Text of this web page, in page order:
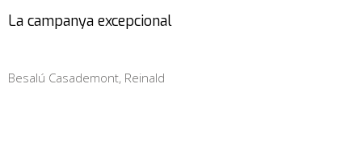
La campanya excepcional
Besalú Casademont, Reinald